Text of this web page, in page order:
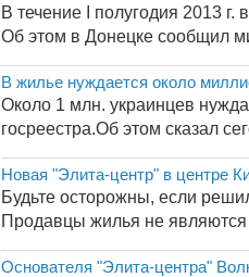
В течение I полугодия 2013
Об этом в Донецке сообщил
В жилье нуждается около
Около 1 млн. украинцев
госреестра.Об этом сказал
Новая "Элита-центр" в центре
Будьте осторожны, если
Продавцы жилья не являются
Основателя "Элита-центра"